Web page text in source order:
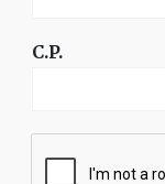
C.P.